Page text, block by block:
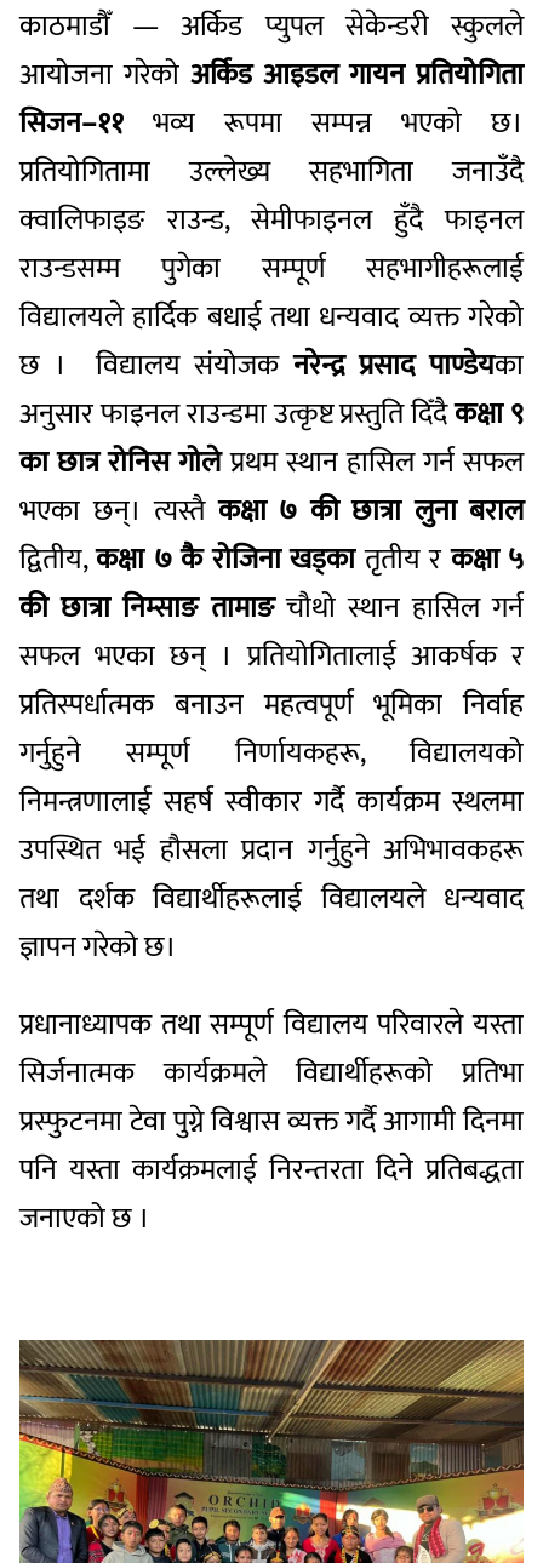
काठमाडौँ — अर्किड प्युपल सेकेन्डरी स्कुलले
आयोजना गरेको अर्किड आइडल गायन प्रतियोगिता
सिजन–११ भव्य रूपमा सम्पन्न भएको छ।
प्रतियोगितामा उल्लेख्य सहभागिता जनाउँदै
क्वालिफाइङ राउन्ड, सेमीफाइनल हुँदै फाइनल
राउन्डसम्म पुगेका सम्पूर्ण सहभागीहरूलाई
विद्यालयले हार्दिक बधाई तथा धन्यवाद व्यक्त गरेको
छ । विद्यालय संयोजकनरेन्द्र प्रसाद पाण्डेयका
अनुसार फाइनल राउन्डमा उत्कृष्ट प्रस्तुति दिँदैकक्षा ९
का छात्र रोनिस गोलेप्रथम स्थान हासिल गर्न सफल
भएका छन्। त्यस्तैकक्षा ७ की छात्रा लुना बराल
द्वितीय,कक्षा ७ कै रोजिना खड्कातृतीय रकक्षा ५
की छात्रा निम्साङ तामाङचौथो स्थान हासिल गर्न
सफल भएका छन् । प्रतियोगितालाई आकर्षक र
प्रतिस्पर्धात्मक बनाउन महत्वपूर्ण भूमिका निर्वाह
गर्नुहुने सम्पूर्ण निर्णायकहरू, विद्यालयको
निमन्त्रणालाई सहर्ष स्वीकार गर्दै कार्यक्रम स्थलमा
उपस्थित भई हौसला प्रदान गर्नुहुने अभिभावकहरू
तथा दर्शक विद्यार्थीहरूलाई विद्यालयले धन्यवाद
ज्ञापन गरेको छ।
प्रधानाध्यापक तथा सम्पूर्ण विद्यालय परिवारले यस्ता
सिर्जनात्मक कार्यक्रमले विद्यार्थीहरूको प्रतिभा
प्रस्फुटनमा टेवा पुग्ने विश्वास व्यक्त गर्दै आगामी दिनमा
पनि यस्ता कार्यक्रमलाई निरन्तरता दिने प्रतिबद्धता
जनाएको छ ।